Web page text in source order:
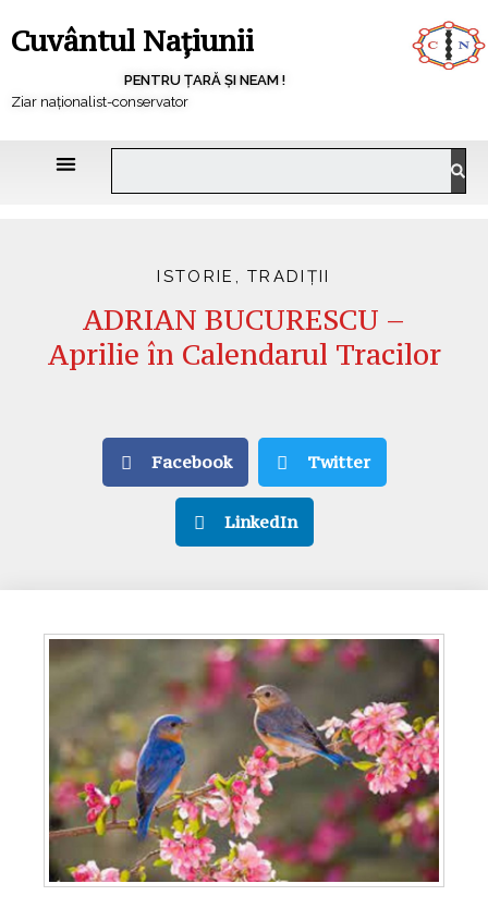
Cuvântul Națiunii
PENTRU ȚARĂ ȘI NEAM !
Ziar naționalist-conservator
ISTORIE ,TRADIȚII
ADRIAN BUCURESCU –
Aprilie în Calendarul Tracilor
Facebook Twitter
LinkedIn